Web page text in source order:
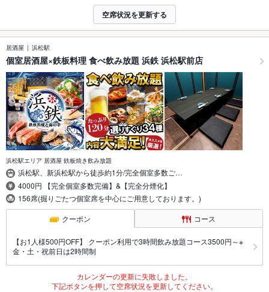
空席状況を更新する
居酒屋 浜松駅
個室居酒屋×鉄板料理 食べ飲み放題 浜鉄 浜松駅前店
浜松駅エリア 居酒屋 鉄板焼き飲み放題
浜松駅、新浜松駅から徒歩約1分/完全個室多数ご…
4000円 【完全個室多数完備】&【完全分煙化】
156席(掘りごたつ個室席を中心にご用意しております。)
クーポン コース
【お1人様500円OFF】 クーポン利用で3時間飲み放題コース3500円～※
金・土・祝前日は2時間制
カレンダーの更新に失敗しました。
下記ボタンを押して空席状況を更新してください。